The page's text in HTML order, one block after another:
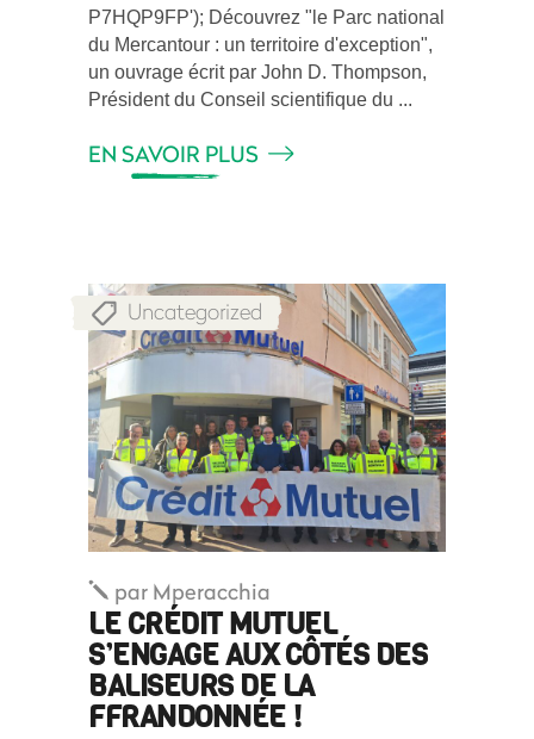
P7HQP9FP'); Découvrez "le Parc national
du Mercantour : un territoire d'exception",
un ouvrage écrit par John D. Thompson,
Président du Conseil scientifique du
EN SAVOIR PLUS
Uncategorized
par Mperacchia
LE CRÉDIT MUTUEL
S’ENGAGE AUX CÔTÉS DES
BALISEURS DE LA
FFRANDONNÉE !